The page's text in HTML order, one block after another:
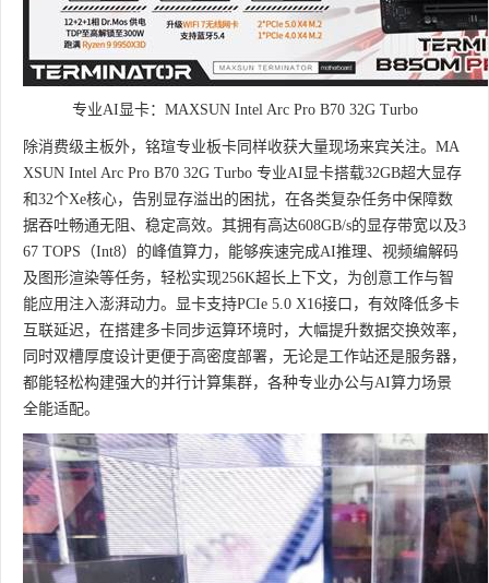
专业AI显卡：MAXSUN Intel Arc Pro B70 32G Turbo
除消费级主板外，铭瑄专业板卡同样收获大量现场来宾关注。MA
XSUN Intel Arc Pro B70 32G Turbo 专业AI显卡搭载32GB超大显存
和32个Xe核心，告别显存溢出的困扰，在各类复杂任务中保障数
据吞吐畅通无阻、稳定高效。其拥有高达608GB/s的显存带宽以及3
67 TOPS（Int8）的峰值算力，能够疾速完成AI推理、视频编解码
及图形渲染等任务，轻松实现256K超长上下文，为创意工作与智
能应用注入澎湃动力。显卡支持PCIe 5.0 X16接口，有效降低多卡
互联延迟，在搭建多卡同步运算环境时，大幅提升数据交换效率，
同时双槽厚度设计更便于高密度部署，无论是工作站还是服务器，
都能轻松构建强大的并行计算集群，各种专业办公与AI算力场景
全能适配。